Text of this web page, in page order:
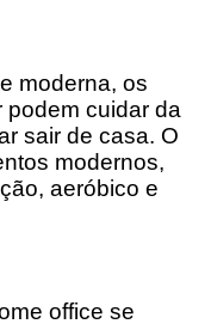
moderna, os
podem cuidar da
sair de casa. O
modernos,
aeróbico e
office se